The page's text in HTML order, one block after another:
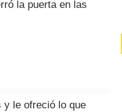
la puerta en las
y le ofreció lo que